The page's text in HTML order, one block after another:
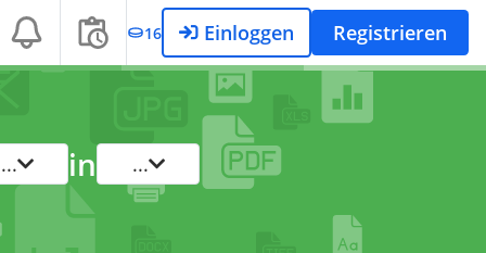
16 Einloggen Registrieren
... in ...